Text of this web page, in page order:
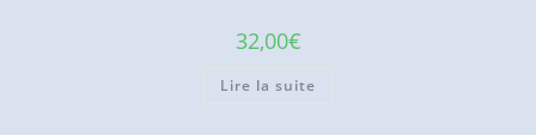
32,00€
Lire la suite